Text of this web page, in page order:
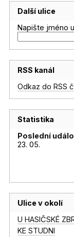
Další ulice
Napište jméno
RSS kanál
Odkaz do RSS
Statistika
Poslední
23. 05.
Ulice v okolí
U HASIČSKÉ
KE STUDNI